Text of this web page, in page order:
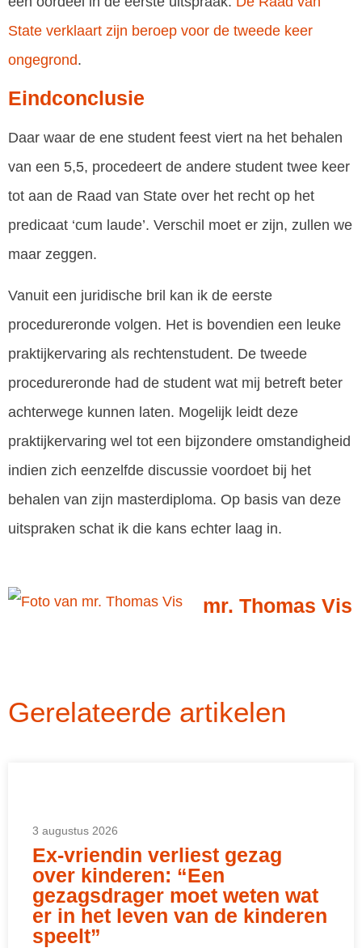
State verklaart zijn beroep voor de tweede keer
ongegrond.
Eindconclusie
Daar waar de ene student feest viert na het behalen
van een 5,5, procedeert de andere student twee keer
tot aan de Raad van State over het recht op het
predicaat ‘cum laude’. Verschil moet er zijn, zullen we
maar zeggen.
Vanuit een juridische bril kan ik de eerste
procedureronde volgen. Het is bovendien een leuke
praktijkervaring als rechtenstudent. De tweede
procedureronde had de student wat mij betreft beter
achterwege kunnen laten. Mogelijk leidt deze
praktijkervaring wel tot een bijzondere omstandigheid
indien zich eenzelfde discussie voordoet bij het
behalen van zijn masterdiploma. Op basis van deze
uitspraken schat ik die kans echter laag in.
mr. Thomas Vis
Gerelateerde artikelen
3 augustus 2026
Ex-vriendin verliest gezag
over kinderen: “Een
gezagsdrager moet weten wat
er in het leven van de kinderen
speelt”